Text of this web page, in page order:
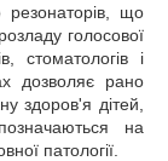
резонаторів, що
голосової
стоматологів і
дозволяє рано
здоров'я дітей,
на
патології.